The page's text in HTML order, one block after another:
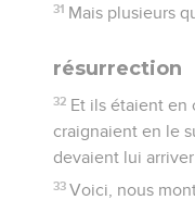
31 Mais plusieurs
résurrection
32 Et ils étaient en
craignaient en le
devaient lui arriver
33 Voici, nous